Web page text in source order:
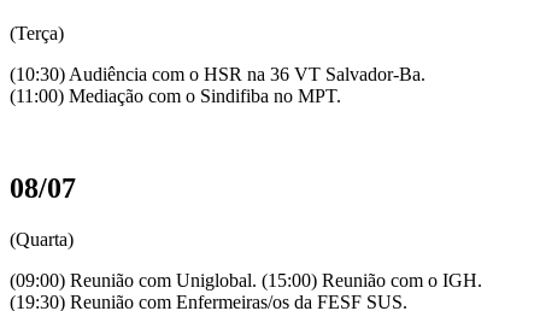
(Terça)
(10:30) Audiência com o HSR na 36 VT Salvador-Ba.
(11:00) Mediação com o Sindifiba no MPT.
08/07
(Quarta)
(09:00) Reunião com Uniglobal. (15:00) Reunião com o IGH.
(19:30) Reunião com Enfermeiras/os da FESF SUS.